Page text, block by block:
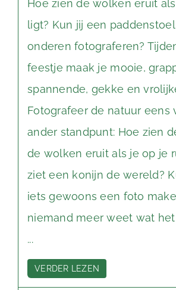
Hoe zien de wolken eruit
ligt? Kun jij een
onderen fotograferen?
feestje maak je mooie,
spannende, gekke en
Fotografeer de natuur eens
ander standpunt: Hoe zien
de wolken eruit als je op je
ziet een konijn de wereld?
iets gewoons een foto
niemand meer weet wat
...
VERDER LEZEN